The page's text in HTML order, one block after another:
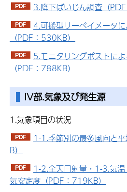
3.降下ばいじん調査（
4.可搬型サーベイメータ
（PDF：530KB）
5.モニタリングポストに
（PDF：788KB）
IV部.気象及び発生源
1.気象項目の状況
1-1.季節別の最多風向と
B）
1-2.全天日射量・1-3.気
気安定度（PDF：719KB）